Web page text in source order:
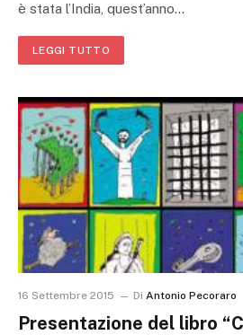
è stata l’India, quest’anno…
LEGGI TUTTO
16 Settembre 2015 Di Antonio Pecoraro
Presentazione del libro